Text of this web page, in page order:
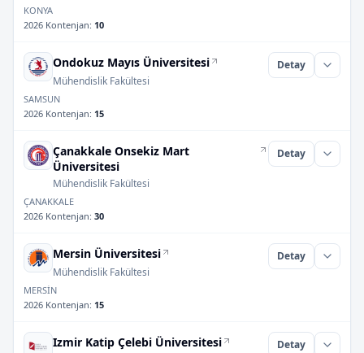
KONYA
2026 Kontenjan: 10
Ondokuz Mayıs Üniversitesi
Mühendislik Fakültesi
Detay
SAMSUN
2026 Kontenjan: 15
Çanakkale Onsekiz Mart
Üniversitesi
Mühendislik Fakültesi
Detay
ÇANAKKALE
2026 Kontenjan: 30
Mersin Üniversitesi
Mühendislik Fakültesi
Detay
MERSİN
2026 Kontenjan: 15
Izmir Katip Çelebi Üniversitesi Detay